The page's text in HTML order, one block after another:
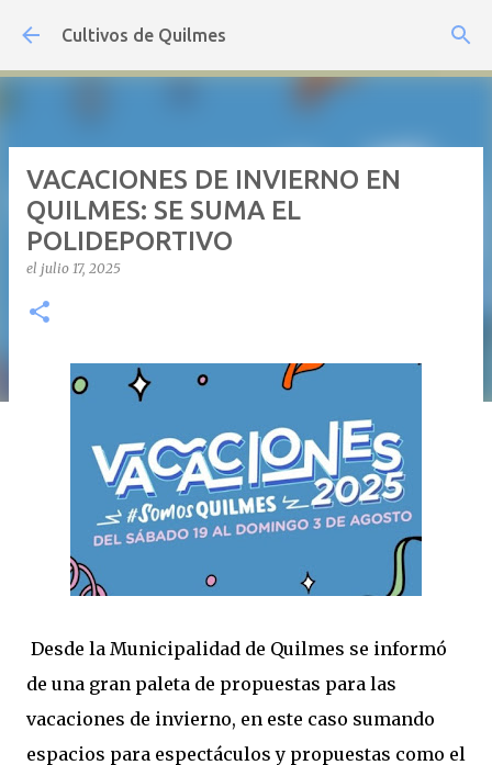
Ir al contenido principal
Cultivos de Quilmes
VACACIONES DE INVIERNO EN
QUILMES: SE SUMA EL
POLIDEPORTIVO
el julio 17, 2025
Desde la Municipalidad de Quilmes se informó
de una gran paleta de propuestas para las
vacaciones de invierno, en este caso sumando
espacios para espectáculos y propuestas como el